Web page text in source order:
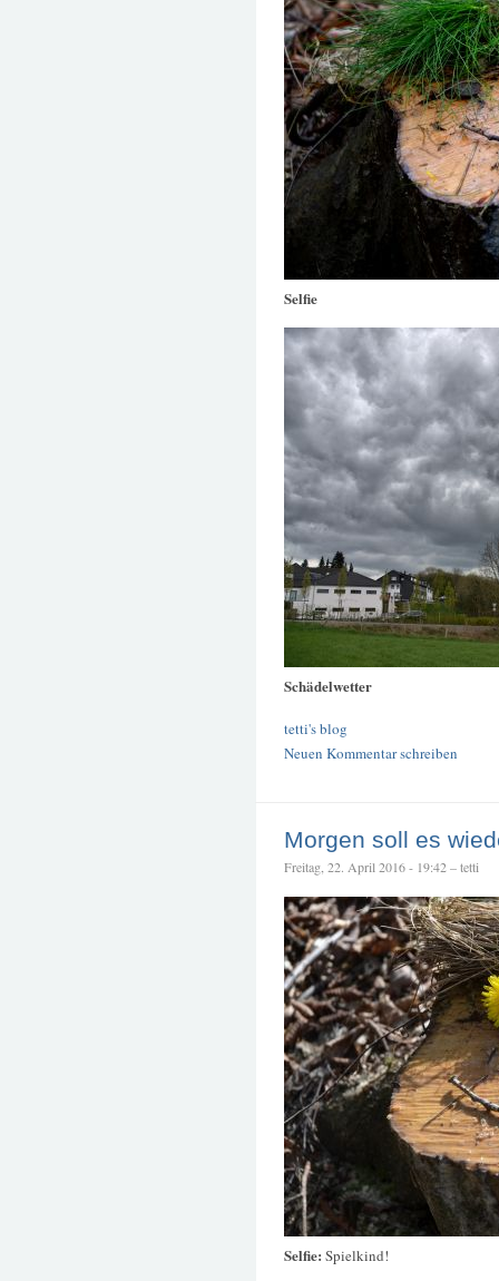
Selfie
Schädelwetter
tetti's blog
Neuen Kommentar schreiben
Morgen soll es
Freitag, 22. April 2016 - 19:42 – tetti
Selfie: Spielkind!